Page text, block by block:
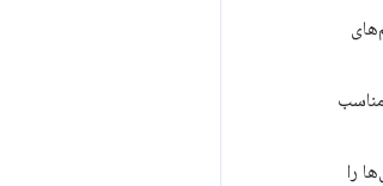
را